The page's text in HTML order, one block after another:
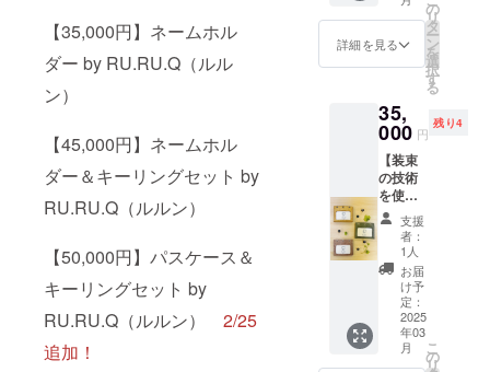
【35,000円】ネームホル
ダー by RU.RU.Q（ルル
ン）
【45,000円】ネームホル
ダー＆キーリングセット by
RU.RU.Q（ルルン）
【50,000円】パスケース＆
キーリングセット by
RU.RU.Q（ルルン） 2/25
追加！
品開封
前には
必ずお
付され
たラベ
ルや注
意書き
をご確
認くだ
さい。
※リター
ン品の
発送の
ため、
住所・
氏名・
電話番
号は必
モチー
フとし
たキー
ケース
です。
U.Q（ル
ル
ン）」B
型就労
支援事
業所で
農用馬
の世話
や装束
製作を
行う
「（一
社）い
わてひ
だまり
詳細を見る
の
リ
タ
ー
ン
を
選
択
す
る
35,
000 円
残り4
【装束
の技術
を使っ
た革小
物
「RU.R
U.Q（ル
ン）」
ネーム
ホル
ダー】
支援
者：
1人
お届
け予
定：
2025
年03
月
こ
の
リ